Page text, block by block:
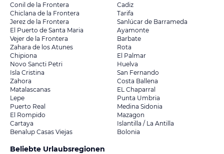
Conil de la Frontera
Cadiz
Chiclana de la Frontera
Tarifa
Jerez de la Frontera
Sanlúcar de Barrameda
El Puerto de Santa Maria
Ayamonte
Vejer de la Frontera
Barbate
Zahara de los Atunes
Rota
Chipiona
El Palmar
Novo Sancti Petri
Huelva
Isla Cristina
San Fernando
Zahora
Costa Ballena
Matalascanas
EL Chaparral
Lepe
Punta Umbria
Puerto Real
Medina Sidonia
El Rompido
Mazagon
Cartaya
Islantilla / La Antilla
Benalup Casas Viejas
Bolonia
Beliebte Urlaubsregionen